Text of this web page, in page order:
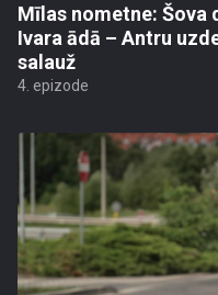
Mīlas nometne: Šova
Ivara ādā – Antru
salauž
4. epizode